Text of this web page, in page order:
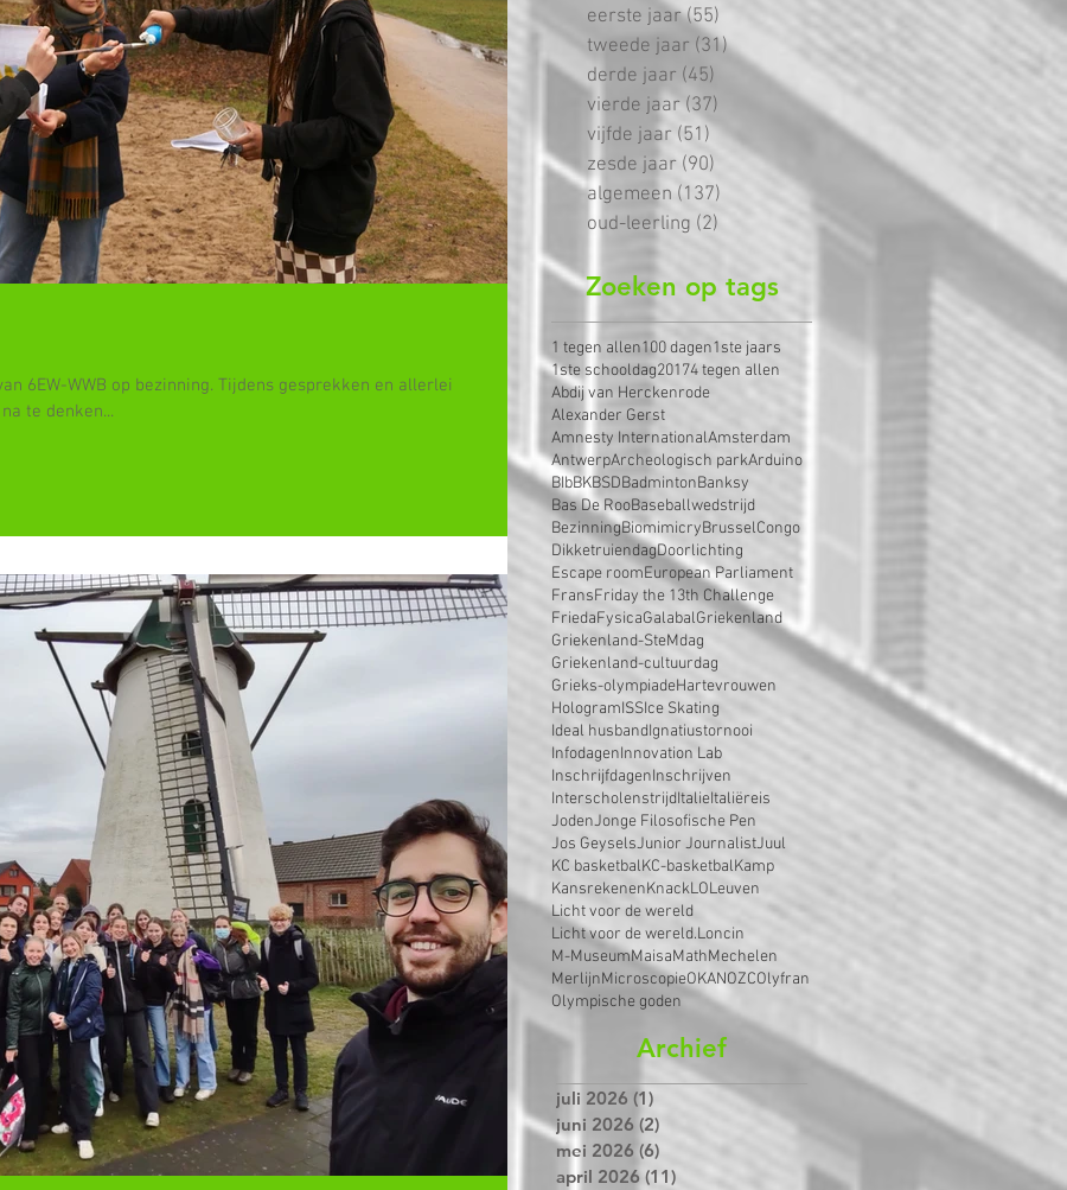
6EW-WWB op bezinning. Tijdens gesprekken en allerlei
te denken...
eerste jaar (55)
tweede jaar (31)31 posts
derde jaar (45) 45 posts
vierde jaar (37)
vijfde jaar (51) 51 posts
zesde jaar (90) 90 posts
algemeen (137)
oud-leerling (2)
Zoeken op tags
1 tegen allen100 dagen1ste jaars
1ste schooldag20174 tegen allen
Abdij van Herckenrode
Alexander Gerst
Amnesty InternationalAmsterdam
AntwerpArcheologisch parkArduino
BIbBKBSDBadmintonBanksy
Bas De RooBaseballwedstrijd
BezinningBiomimicryBrusselCongo
DikketruiendagDoorlichting
Escape roomEuropean Parliament
FransFriday the 13th Challenge
FriedaFysicaGalabalGriekenland
Griekenland-SteMdag
Griekenland-cultuurdag
Grieks-olympiadeHartevrouwen
HologramISSIce Skating
Ideal husbandIgnatiustornooi
InfodagenInnovation Lab
InschrijfdagenInschrijven
InterscholenstrijdItalieItaliëreis
JodenJonge Filosofische Pen
Jos GeyselsJunior JournalistJuul
KC basketbalKC-basketbalKamp
KansrekenenKnackLOLeuven
Licht voor de wereld
Licht voor de wereld.Loncin
M-MuseumMaisaMathMechelen
MerlijnMicroscopieOKANOZCOlyfran
Olympische goden
Archief
juli 2026 (1)
juni 2026 (2)
mei 2026 (6)
april 2026 (11)